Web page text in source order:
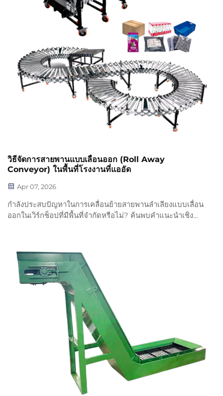
วิธีจัดการสายพานแบบเลื่อนออก (Roll Away
Conveyor) ในพื้นที่โรงงานที่แออัด
Apr 07, 2026
กำลังประสบปัญหาในการเคลื่อนย้ายสายพานลำเลียงแบบเลื่อน
ออกในเวิร์กช็อปที่มีพื้นที่จำกัดหรือไม่? ค้นพบคำแนะนำเชิง
และอื่นๆ อีกมากมาย ปรับปรุงประสิทธิภาพการดำเนินงานของ
คุณตั้งแต่วันนี้